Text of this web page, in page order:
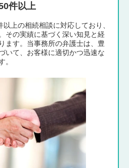
件以上
上の相続相談に対応しており、
その実績に基づく深い知見と経
ます。当事務所の弁護士は、豊
いて、お客様に適切かつ迅速な
。